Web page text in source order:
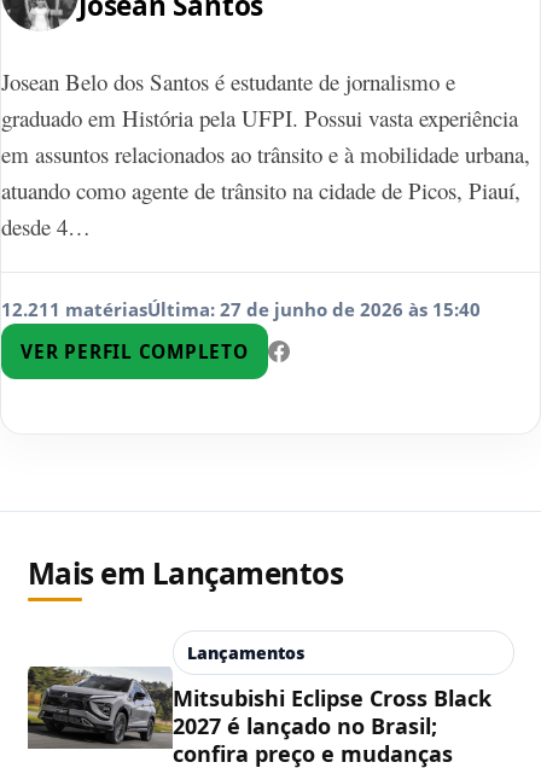
Josean Belo dos Santos é estudante de jornalismo e
graduado em História pela UFPI. Possui vasta experiência
em assuntos relacionados ao trânsito e à mobilidade urbana,
atuando como agente de trânsito na cidade de Picos, Piauí,
desde 4…
12.211 matériasÚltima: 27 de junho de 2026 às 15:40
VER PERFIL COMPLETO
Mais em Lançamentos
Lançamentos
Mitsubishi Eclipse Cross Black
2027 é lançado no Brasil;
confira preço e mudanças